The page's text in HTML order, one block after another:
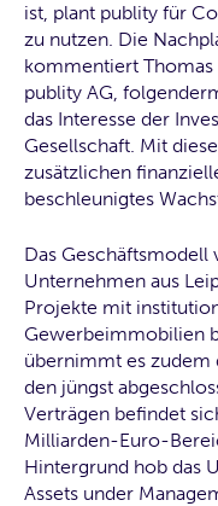
ist, plant pu­blity für
zu nutzen. Die
kommen­tiert Thomas
publity AG,
das Interesse der
Gesellschaft. Mit
zusätzlichen
beschleunigtes
Das Geschäftsmodell
Unternehmen aus
Projekte mit
Gewerbeimmobilien
übernimmt es zudem
den jüngst
Verträgen befindet
Milliarden-Euro-
Hintergrund hob das
Assets under